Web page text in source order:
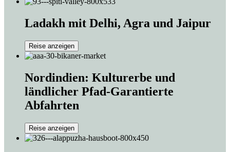
Ladakh mit Delhi, Agra und Jaipur
Reise anzeigen
Nordindien: Kulturerbe und
ländlicher Pfad-Garantierte
Abfahrten
Reise anzeigen